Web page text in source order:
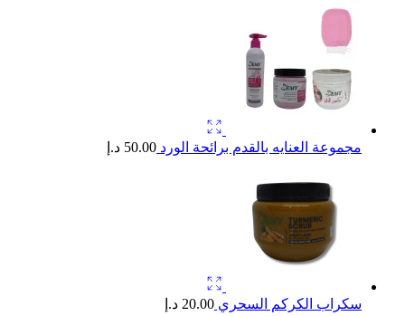
مجموعة العنايه بالقدم برائحة الورد 50.00 د.إ
سكراب الكركم السحري 20.00 د.إ